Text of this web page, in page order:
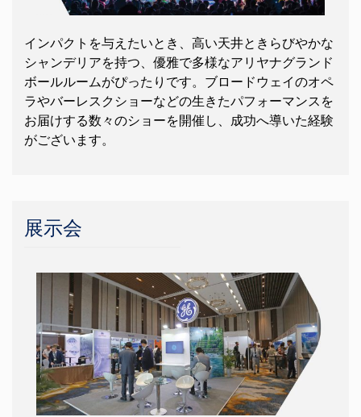
インパクトを与えたいとき、高い天井ときらびやかな
シャンデリアを持つ、優雅で多様なアリヤナグランド
ボールルームがぴったりです。ブロードウェイのオペ
ラやバーレスクショーなどの生きたパフォーマンスを
お届けする数々のショーを開催し、成功へ導いた経験
がございます。
展示会